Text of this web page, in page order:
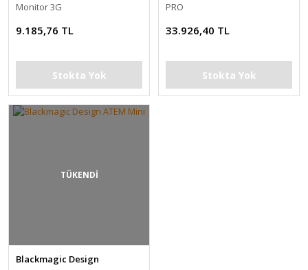
Monitor 3G
9.185,76 TL
Stokta Yok
PRO
33.926,40 TL
Stokta Yok
TÜKENDİ
Blackmagic Design